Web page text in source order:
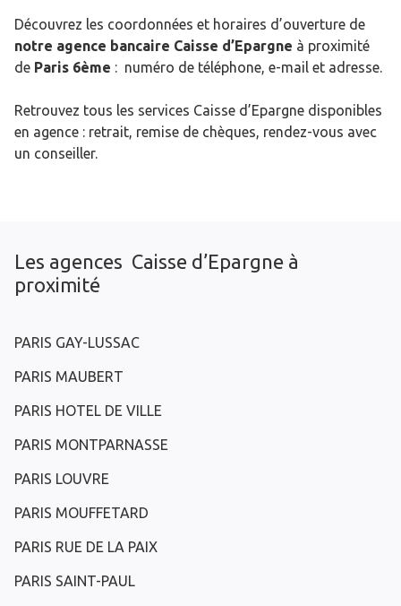
Découvrez les coordonnées et horaires d’ouverture de
notre agence bancaire Caisse d’Epargne à proximité
de Paris 6ème : numéro de téléphone, e-mail et adresse.
Retrouvez tous les services Caisse d’Epargne disponibles
en agence : retrait, remise de chèques, rendez-vous avec
un conseiller.
Les agences Caisse d’Epargne à
proximité
PARIS GAY-LUSSAC
PARIS MAUBERT
PARIS HOTEL DE VILLE
PARIS MONTPARNASSE
PARIS LOUVRE
PARIS MOUFFETARD
PARIS RUE DE LA PAIX
PARIS SAINT-PAUL